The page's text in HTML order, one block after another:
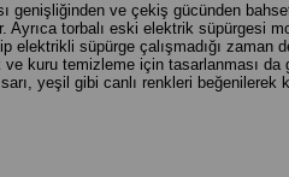
genişliğinden ve çekiş gücünden
torbalı eski elektrik süpürgesi
süpürge çalışmadığı zaman
kuru temizleme için tasarlanması da
yeşil gibi canlı renkleri beğenilerek